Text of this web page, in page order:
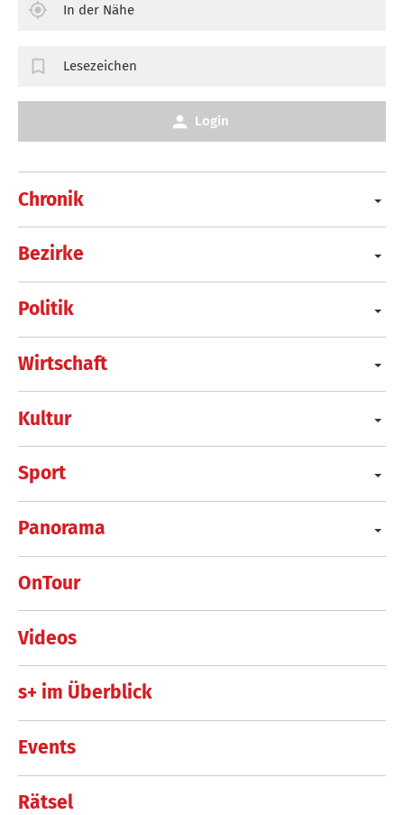
Chronik
Bezirke
Politik
Wirtschaft
Kultur
Sport
Panorama
OnTour
Videos
s+ im Überblick
Events
Rätsel
In der Nähe
Lesezeichen
Login